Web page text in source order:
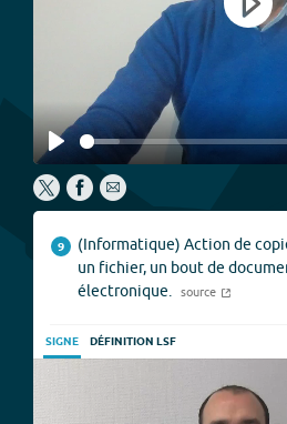
Play
Play
9
(Informatique) Action de
un fichier, un bout de
électronique.
source
SIGNE DÉFINITION LSF